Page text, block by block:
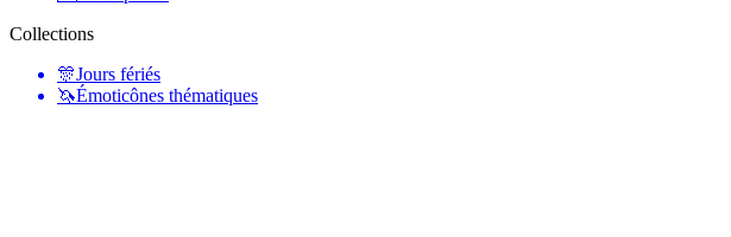
Collections
🎊Jours fériés
🦄Émoticônes thématiques